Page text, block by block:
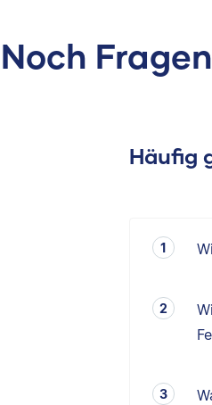
Noch
Häufig